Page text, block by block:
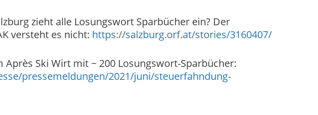
zieht alle Losungswort Sparbücher ein? Der
versteht es nicht: https://salzburg.orf.at/stories/3160407/
Après Ski Wirt mit ~ 200 Losungswort-Sparbücher:
pressemeldungen/2021/juni/steuerfahndung-